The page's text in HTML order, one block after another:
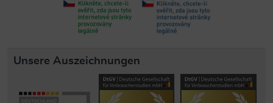
Unsere Auszeichnungen